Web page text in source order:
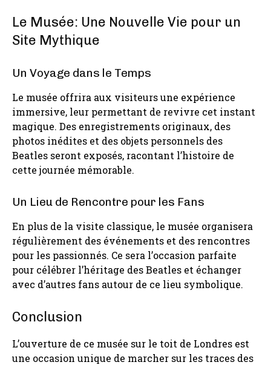
Le Musée: Une Nouvelle Vie pour un
Site Mythique
Un Voyage dans le Temps
Le musée offrira aux visiteurs une expérience
immersive, leur permettant de revivre cet instant
magique. Des enregistrements originaux, des
photos inédites et des objets personnels des
Beatles seront exposés, racontant l’histoire de
cette journée mémorable.
Un Lieu de Rencontre pour les Fans
En plus de la visite classique, le musée organisera
régulièrement des événements et des rencontres
pour les passionnés. Ce sera l’occasion parfaite
pour célébrer l’héritage des Beatles et échanger
avec d’autres fans autour de ce lieu symbolique.
Conclusion
L’ouverture de ce musée sur le toit de Londres est
une occasion unique de marcher sur les traces des